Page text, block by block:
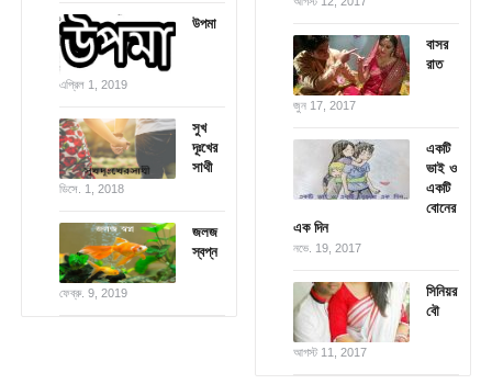
উপমা
এপ্রিল 1, 2019
সুখ
দূঃখের
সাথী
ডিসে. 1, 2018
জলজ
স্বপ্ন
ফেব্রু. 9, 2019
বাসর
রাত
জুন 17, 2017
একটি
ভাই ও
একটি
বোনের
এক দিন
নভে. 19, 2017
সিনিয়র
বৌ
আগস্ট 11, 2017